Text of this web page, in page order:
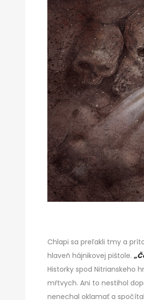
Chlapi sa preľakli tmy a
hlaveň hájnikovej pištole.
Historky spod Nitrianskeho
mŕtvych. Ani to nestihol
nenechal oklamať a